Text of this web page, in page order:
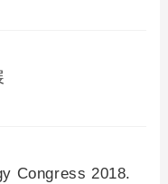
Congress 2018.